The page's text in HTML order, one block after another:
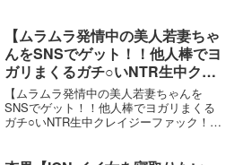
ももかちゃん ハメドリネットワーク
【ムラムラ発情中の美人若妻ちゃ
んをSNSでゲット！！他人棒でヨ
ガリまくるガチ○いNTR生中クレ
イジーファック！！【ギャップエ
ッロ//】【ハメドリネットワーク
SecondEdition 】 女優：本田も
【ムラムラ発情中の美人若妻ちゃんを
SNSでゲット！！他人棒でヨガリまくる
ガチ○いNTR生中クレイジーファック！！